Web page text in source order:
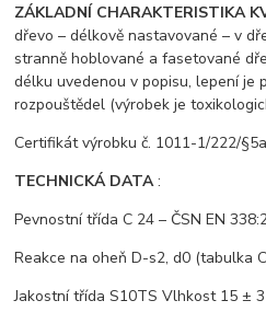
ZÁKLADNÍ CHARAKTERISTIKA
dřevo – délkově nastavované – v
stranně hoblované a fasetované
délku uvedenou v popisu, lepení je
rozpouštědel (výrobek je
Certifikát výrobku č. 1011-1/222/
TECHNICKÁ DATA:
Pevnostní třída C 24 – ČSN EN
Reakce na oheň D-s2, d0 (tabulka
Jakostní třída S10TS Vlhkost 15 ±